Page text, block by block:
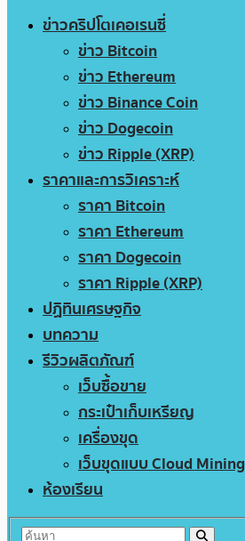
ข่าวคริปโตเคอเรนซี่
ข่าว Bitcoin
ข่าว Ethereum
ข่าว Binance Coin
ข่าว Dogecoin
ข่าว Ripple (XRP)
ราคาและการวิเคราะห์
ราคา Bitcoin
ราคา Ethereum
ราคา Dogecoin
ราคา Ripple (XRP)
ปฏิทินเศรษฐกิจ
บทความ
รีวิวผลิตภัณฑ์
เว็บซื้อขาย
กระเป๋าเก็บเหรียญ
เครื่องขุด
เว็บขุดแบบ Cloud Mining
ห้องเรียน